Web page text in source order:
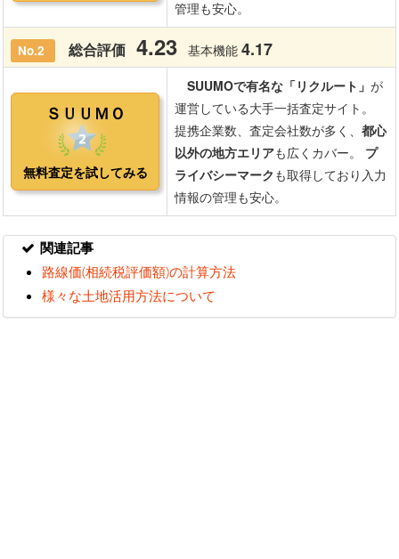
関連記事
路線価(相続税評価額)の計算方法
様々な土地活用方法について